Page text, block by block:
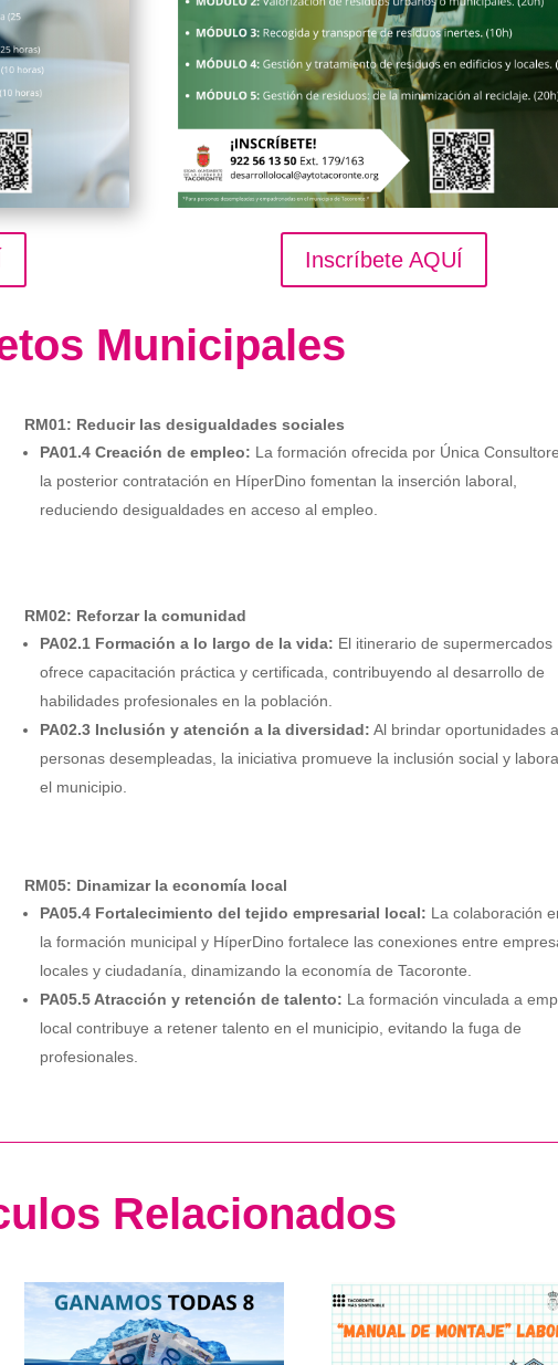
Inscríbete AQUÍ
Municipales
RM01: Reducir las desigualdades sociales
PA01.4 Creación de empleo: La formación ofrecida por Única
la posterior contratación en HíperDino fomentan la inserción laboral,
reduciendo desigualdades en acceso al empleo.
RM02: Reforzar la comunidad
PA02.1 Formación a lo largo de la vida: El itinerario de supermercados
ofrece capacitación práctica y certificada, contribuyendo al desarrollo de
habilidades profesionales en la población.
PA02.3 Inclusión y atención a la diversidad: Al brindar oportunidades a
personas desempleadas, la iniciativa promueve la inclusión social y
el municipio.
RM05: Dinamizar la economía local
PA05.4 Fortalecimiento del tejido empresarial local: La colaboración
la formación municipal y HíperDino fortalece las conexiones entre
locales y ciudadanía, dinamizando la economía de Tacoronte.
PA05.5 Atracción y retención de talento: La formación vinculada a
local contribuye a retener talento en el municipio, evitando la fuga de
profesionales.
Relacionados